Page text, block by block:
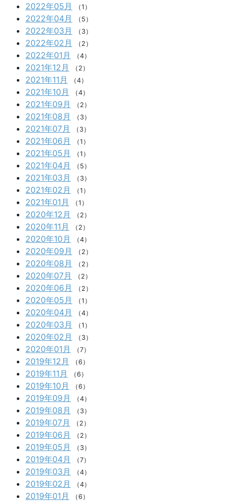
2022年05月 （1）
2022年04月 （5）
2022年03月 （3）
2022年02月 （2）
2022年01月 （4）
2021年12月 （2）
2021年11月 （4）
2021年10月 （4）
2021年09月 （2）
2021年08月 （3）
2021年07月 （3）
2021年06月 （1）
2021年05月 （1）
2021年04月 （5）
2021年03月 （3）
2021年02月 （1）
2021年01月 （1）
2020年12月 （2）
2020年11月 （2）
2020年10月 （4）
2020年09月 （2）
2020年08月 （2）
2020年07月 （2）
2020年06月 （2）
2020年05月 （1）
2020年04月 （4）
2020年03月 （1）
2020年02月 （3）
2020年01月 （7）
2019年12月 （6）
2019年11月 （6）
2019年10月 （6）
2019年09月 （4）
2019年08月 （3）
2019年07月 （2）
2019年06月 （2）
2019年05月 （3）
2019年04月 （7）
2019年03月 （4）
2019年02月 （4）
2019年01月 （6）